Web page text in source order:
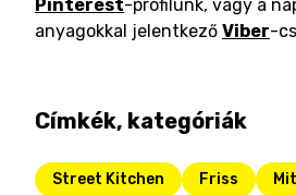
Pinterest-profilunk, vagy a
anyagokkal jelentkező Viber-
Címkék, kategóriák
Street Kitchen Friss